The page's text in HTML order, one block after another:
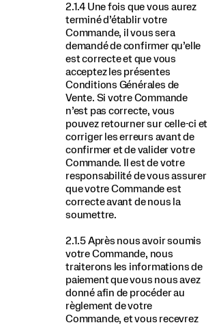
2.1.4 Une fois que vous aurez
terminé d’établir votre
Commande, il vous sera
demandé de confirmer qu’elle
est correcte et que vous
acceptez les présentes
Conditions Générales de
Vente. Si votre Commande
n’est pas correcte, vous
pouvez retourner sur celle-ci et
corriger les erreurs avant de
confirmer et de valider votre
Commande. Il est de votre
responsabilité de vous assurer
que votre Commande est
correcte avant de nous la
soumettre.
2.1.5 Après nous avoir soumis
votre Commande, nous
traiterons les informations de
paiement que vous nous avez
donné afin de procéder au
règlement de votre
Commande, et vous recevrez